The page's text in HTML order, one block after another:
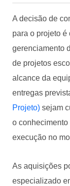
A decisão de
para o projeto é
gerenciamento
de projetos
alcance da
entregas
Projeto) sejam
o
execução no
As aquisições
especializado